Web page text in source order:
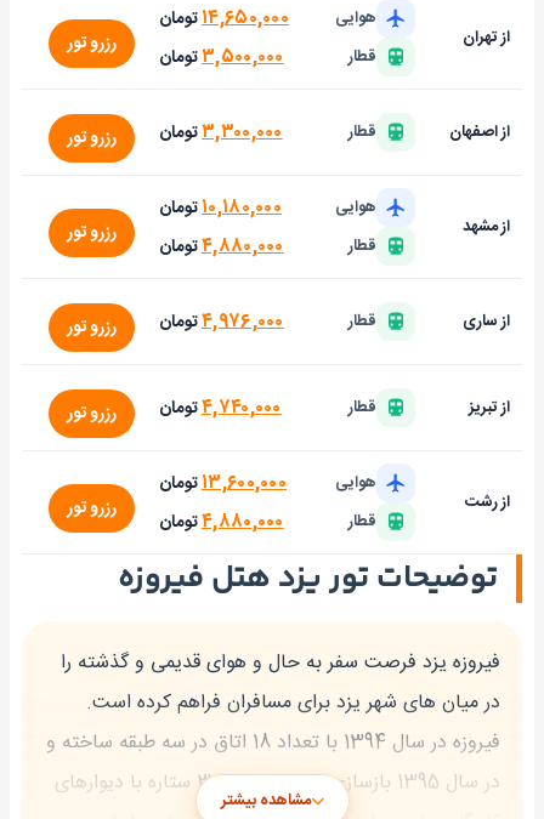
از تهران
هوایی ۱۴,۶۵۰,۰۰۰تومان
قطار ۳,۵۰۰,۰۰۰تومان رزرو تور
از اصفهان قطار ۳,۳۰۰,۰۰۰تومان رزرو تور
از مشهد
هوایی ۱۰,۱۸۰,۰۰۰تومان
قطار ۴,۸۸۰,۰۰۰تومان رزرو تور
از ساری قطار ۴,۹۷۶,۰۰۰تومان رزرو تور
از تبریز قطار ۴,۷۴۰,۰۰۰تومان رزرو تور
از رشت
هوایی ۱۳,۶۰۰,۰۰۰تومان
قطار ۴,۸۸۰,۰۰۰تومان رزرو تور
توضیحات تور یزد هتل فیروزه
فیروزه یزد فرصت سفر به حال و هوای قدیمی و گذشته را
در میان ‌های شهر یزد برای مسافران فراهم کرده است.
فیروزه در سال 1394 با تعداد 18 اتاق در سه طبقه ساخته و
در سال 1395 بازسازی شد.این سنتی 3 ستاره با دیوارهای
مشاهده بیشتر